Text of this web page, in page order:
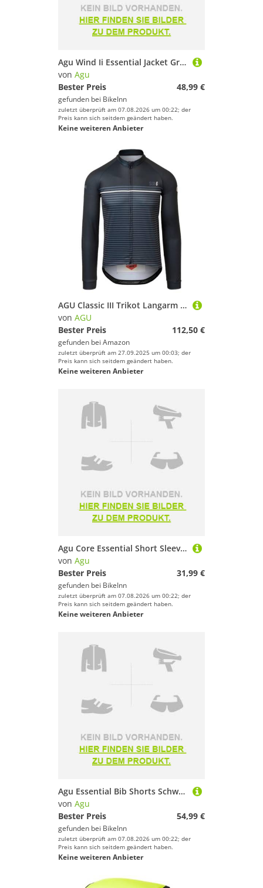
Agu Wind Ii Essential Jacket Grau L Mann
von Agu
Bester Preis
48,99 €
gefunden bei BikeInn
zuletzt überprüft am 07.08.2026 um 00:22; der
Preis kann sich seitdem geändert haben.
Keine weiteren Anbieter
AGU Classic III Trikot Langarm IV SIX6 Herren Black L
von AGU
Bester Preis
112,50 €
gefunden bei Amazon
zuletzt überprüft am 27.09.2025 um 00:03; der
Preis kann sich seitdem geändert haben.
Keine weiteren Anbieter
Agu Core Essential Short Sleeve Jersey Schwarz S Mann
von Agu
Bester Preis
31,99 €
gefunden bei BikeInn
zuletzt überprüft am 07.08.2026 um 00:22; der
Preis kann sich seitdem geändert haben.
Keine weiteren Anbieter
Agu Essential Bib Shorts Schwarz XS Frau
von Agu
Bester Preis
54,99 €
gefunden bei BikeInn
zuletzt überprüft am 07.08.2026 um 00:22; der
Preis kann sich seitdem geändert haben.
Keine weiteren Anbieter